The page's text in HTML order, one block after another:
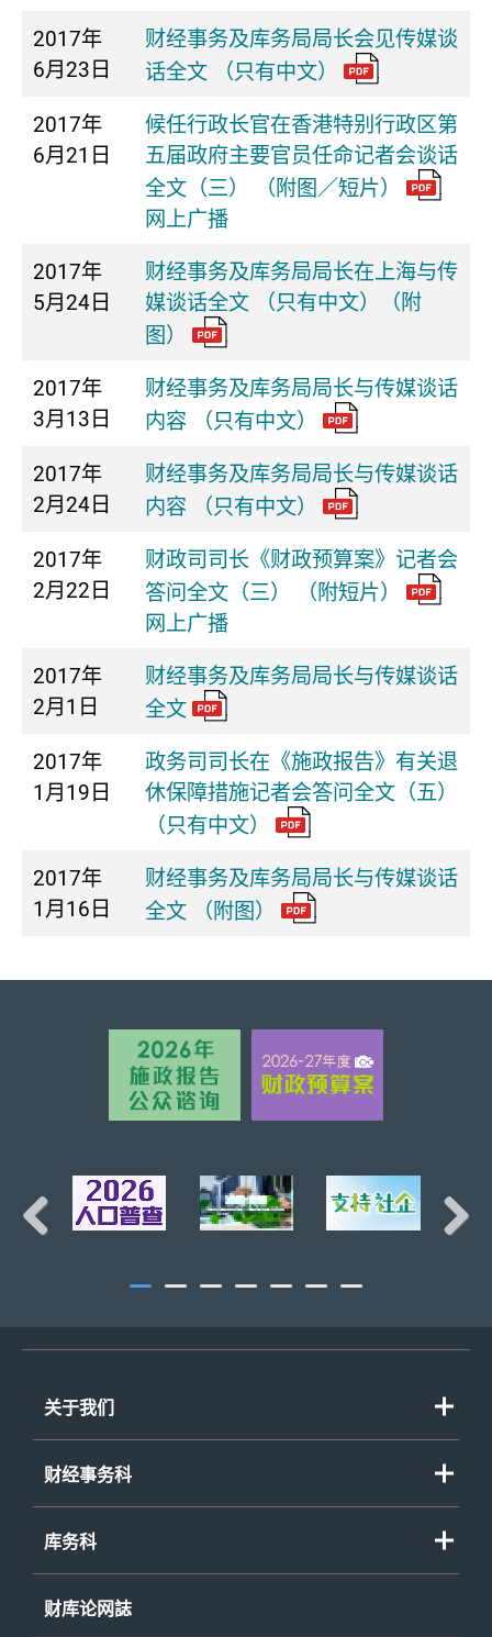
2017年
6月23日
财经事务及库务局局长会见传媒谈
话全文 （只有中文）
2017年
6月21日
候任行政长官在香港特别行政区第
五届政府主要官员任命记者会谈话
全文（三） （附图／短片）
网上广播
2017年
5月24日
财经事务及库务局局长在上海与传
媒谈话全文 （只有中文）（附
图）
2017年
3月13日
财经事务及库务局局长与传媒谈话
内容 （只有中文）
2017年
2月24日
财经事务及库务局局长与传媒谈话
内容 （只有中文）
2017年
2月22日
财政司司长《财政预算案》记者会
答问全文（三） （附短片）
网上广播
2017年
2月1日
财经事务及库务局局长与传媒谈话
全文
2017年
1月19日
政务司司长在《施政报告》有关退
休保障措施记者会答问全文（五）
（只有中文）
2017年
1月16日
财经事务及库务局局长与传媒谈话
全文 （附图）
页首
关于我们
财经事务科
库务科
财库论网誌